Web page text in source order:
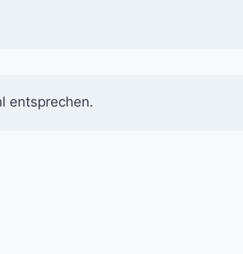
entsprechen.